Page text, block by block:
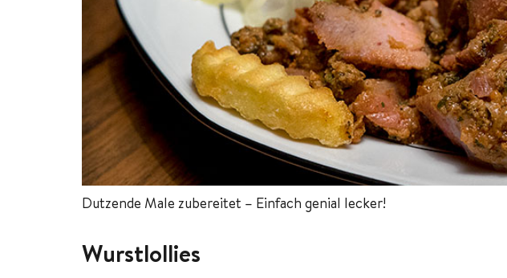
Dutzende Male zubereitet – Einfach genial lecker!
Wurstlollies